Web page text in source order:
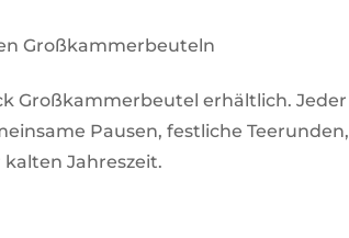
Großkammerbeuteln
Großkammerbeutel erhältlich. Jeder
Pausen, festliche Teerunden,
Jahreszeit.